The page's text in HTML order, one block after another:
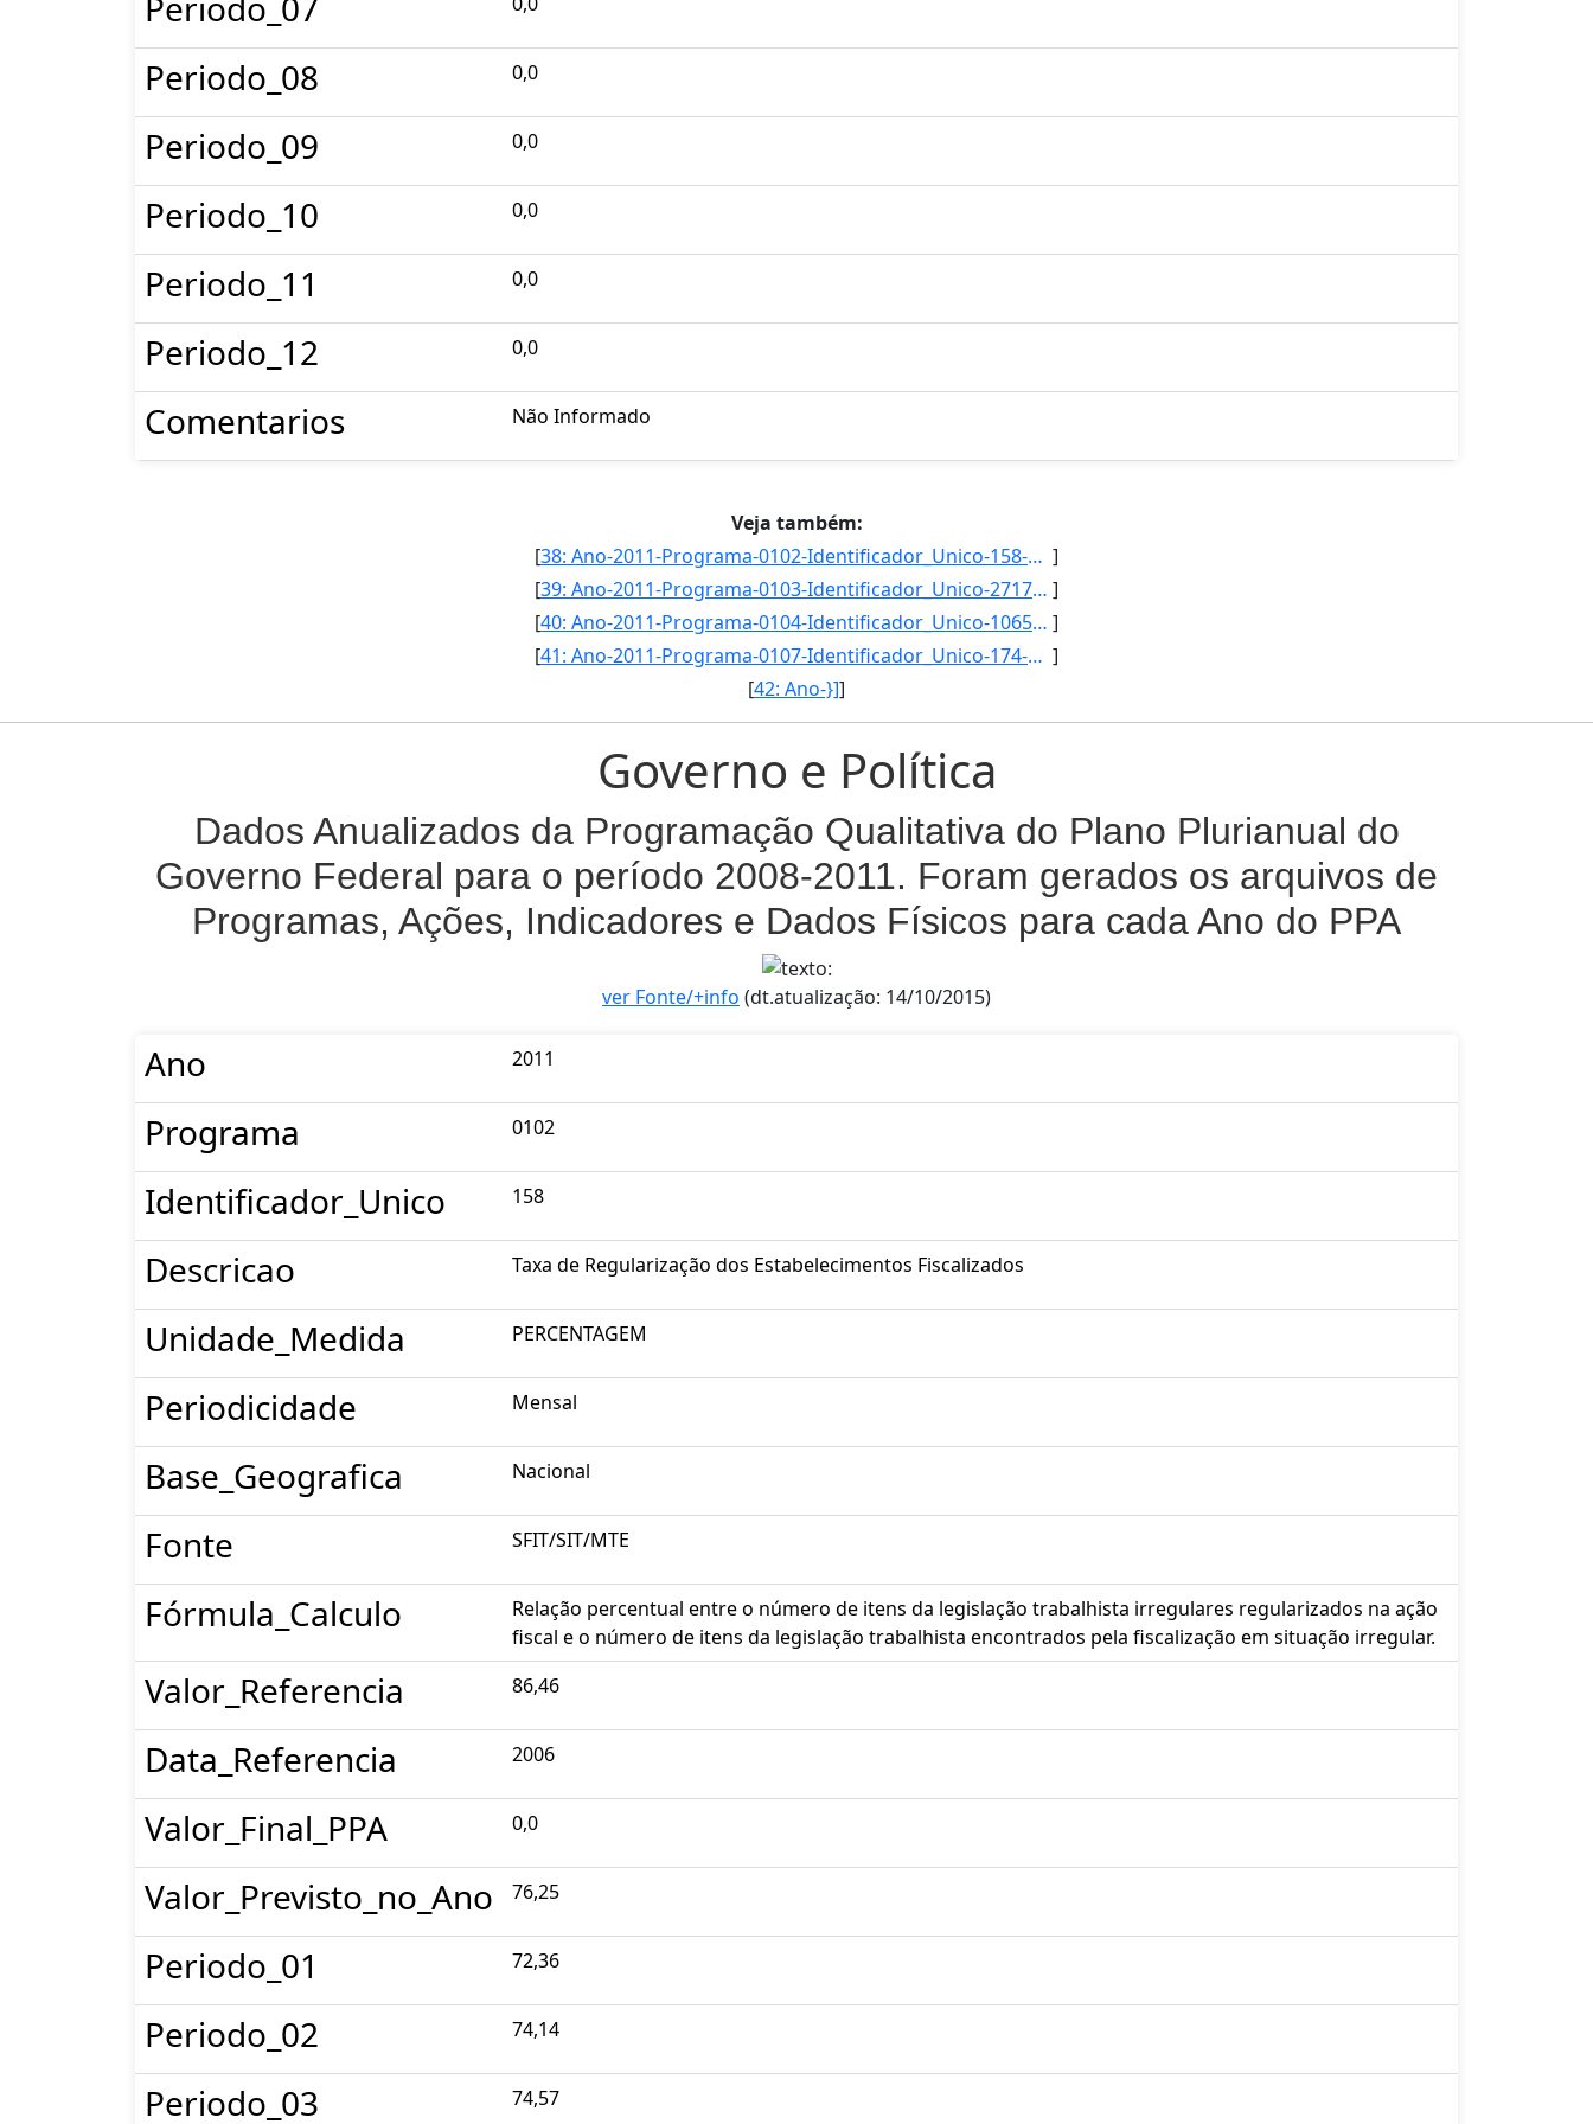
Periodo_08 0,0
Periodo_09 0,0
Periodo_10 0,0
Periodo_11 0,0
Periodo_12 0,0
Comentarios Não Informado
Veja também:
[
38: Ano-2011-Programa-0102-Identificador_Unico-158-Descricao-Taxa_de_Regularizacao_dos_Estabelecimentos_] ]
[
39: Ano-2011-Programa-0103-Identificador_Unico-2717-Descricao-Numero_de_trabalhadores_diretamente_benefi] ]
[
40: Ano-2011-Programa-0104-Identificador_Unico-1065-Descricao-Indice_de_recuperacao_dos_estoques_pesquei] ]
[
41: Ano-2011-Programa-0107-Identificador_Unico-174-Descricao-Numero_de_Trabalhadores_Libertados-Unidade_] ]
[42: Ano-}]]
Governo e Política
Dados Anualizados da Programação Qualitativa do Plano Plurianual do
Governo Federal para o período 2008-2011. Foram gerados os arquivos de
Programas, Ações, Indicadores e Dados Físicos para cada Ano do PPA
ver Fonte/+info (dt.atualização: 14/10/2015)
Ano 2011
Programa 0102
Identificador_Unico 158
Descricao Taxa de Regularização dos Estabelecimentos Fiscalizados
Unidade_Medida PERCENTAGEM
Periodicidade Mensal
Base_Geografica Nacional
Fonte SFIT/SIT/MTE
Fórmula_Calculo
Relação percentual entre o número de itens da legislação trabalhista irregulares regularizados na ação
fiscal e o número de itens da legislação trabalhista encontrados pela fiscalização em situação irregular.
Valor_Referencia 86,46
Data_Referencia 2006
Valor_Final_PPA 0,0
Valor_Previsto_no_Ano 76,25
Periodo_01 72,36
Periodo_02 74,14
Periodo_03 74,57